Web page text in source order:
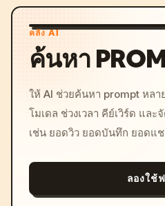
คลัง AI
ค้นหา
ให้ AI ช่วยค้นหา prompt หลา
โมเดล ช่วงเวลา คีย์เวิร์ด แล
เช่น ยอดวิว ยอดบันทึก ยอดแ
ลองใช้